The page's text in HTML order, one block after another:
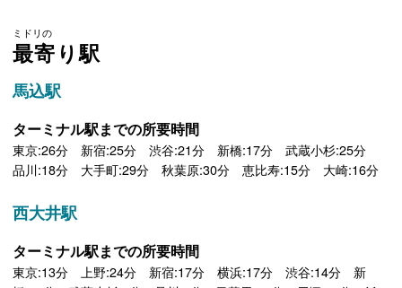
ミドリの
最寄り駅
馬込駅
ターミナル駅までの所要時間
東京:26分 新宿:25分 渋谷:21分 新橋:17分 武蔵小杉:25分
品川:18分 大手町:29分 秋葉原:30分 恵比寿:15分 大崎:16分
西大井駅
ターミナル駅までの所要時間
東京:13分 上野:24分 新宿:17分 横浜:17分 渋谷:14分 新